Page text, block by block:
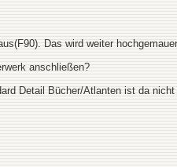
Das wird weiter
anschließen?
Detail Bücher/Atlanten ist da